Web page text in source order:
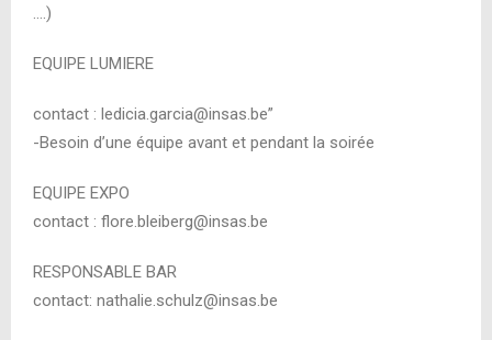
….)
EQUIPE LUMIERE
contact : ledicia.garcia@insas.be”
-Besoin d’une équipe avant et pendant la soirée
EQUIPE EXPO
contact : flore.bleiberg@insas.be
RESPONSABLE BAR
contact: nathalie.schulz@insas.be